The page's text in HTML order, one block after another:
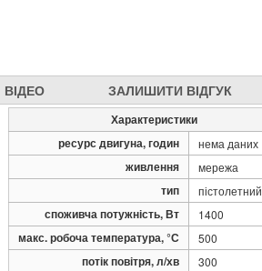
ВІДЕО ЗАЛИШИТИ ВІДГУК
Характеристики
ресурс двигуна, годин
нема даних
живлення мережа
тип пістолетний
споживча потужність, Вт 1400
макс. робоча температура, °С 500
потік повітря, л/хв 300